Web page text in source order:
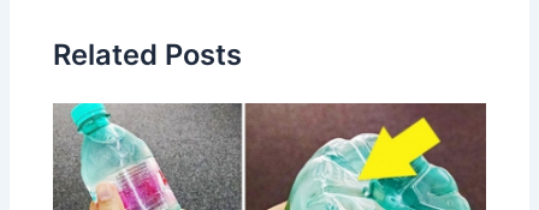
Related Posts